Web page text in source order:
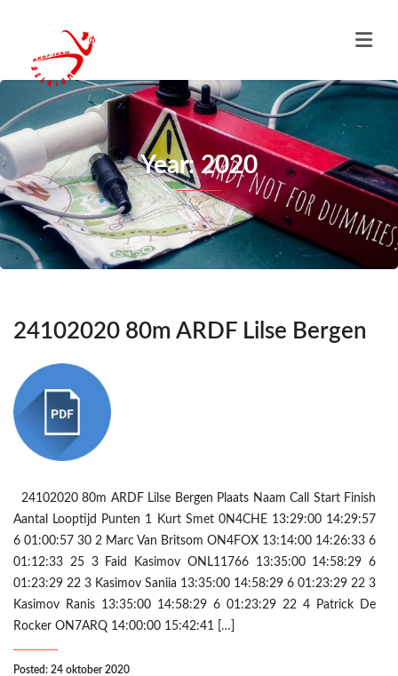
Year: 2020
24102020 80m ARDF Lilse Bergen
24102020 80m ARDF Lilse Bergen Plaats Naam Call Start Finish
Aantal Looptijd Punten 1 Kurt Smet 0N4CHE 13:29:00 14:29:57
6 01:00:57 30 2 Marc Van Britsom ON4FOX 13:14:00 14:26:33 6
01:12:33 25 3 Faid Kasimov ONL11766 13:35:00 14:58:29 6
01:23:29 22 3 Kasimov Saniia 13:35:00 14:58:29 6 01:23:29 22 3
Kasimov Ranis 13:35:00 14:58:29 6 01:23:29 22 4 Patrick De
Rocker ON7ARQ 14:00:00 15:42:41 […]
Posted: 24 oktober 2020